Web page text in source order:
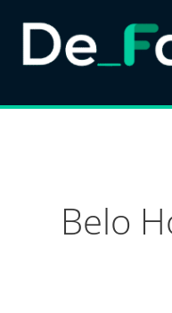
para
Belo